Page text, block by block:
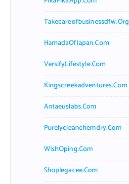
Takecareofbusinessdfw.org
HamadaOfJapan.com
VersifyLifestyle.com
Kingscreekadventures.com
Antaeuslabs.com
Purelycleanchemdry.com
WishOping.com
Shoplegacee.com